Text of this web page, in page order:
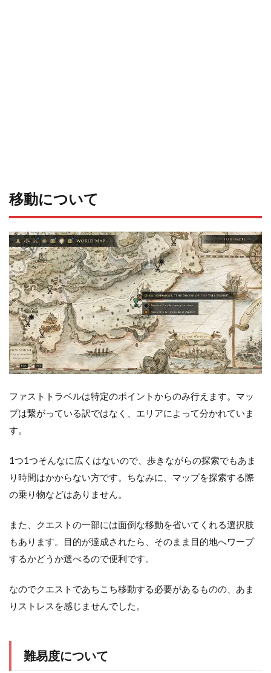
移動について
ファストトラベルは特定のポイントからのみ行えます。マッ
プは繋がっている訳ではなく、エリアによって分かれていま
す。
1つ1つそんなに広くはないので、歩きながらの探索でもあま
り時間はかからない方です。ちなみに、マップを探索する際
の乗り物などはありません。
また、クエストの一部には面倒な移動を省いてくれる選択肢
もあります。目的が達成されたら、そのまま目的地へワープ
するかどうか選べるので便利です。
なのでクエストであちこち移動する必要があるものの、あま
りストレスを感じませんでした。
難易度について